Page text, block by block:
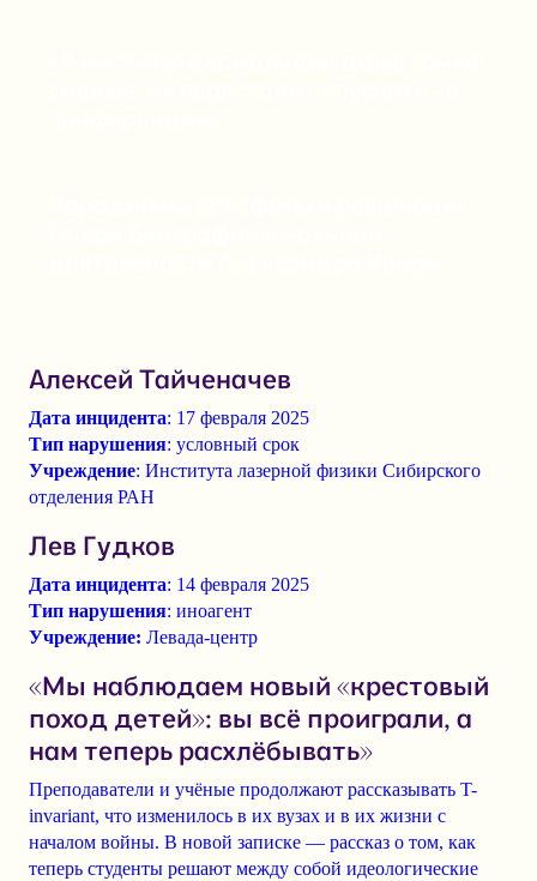
Алексей Тайченачев
Дата инцидента: 17 февраля 2025
Тип нарушения: условный срок
Учреждение: Института лазерной физики Сибирского
отделения РАН
Лев Гудков
Дата инцидента: 14 февраля 2025
Тип нарушения: иноагент
Учреждение: Левада-центр
«Мы наблюдаем новый «крестовый
поход детей»: вы всё проиграли, а
нам теперь расхлёбывать»
Преподаватели и учёные продолжают рассказывать T-
invariant, что изменилось в их вузах и в их жизни с
началом войны. В новой записке — рассказ о том, как
теперь студенты решают между собой идеологические